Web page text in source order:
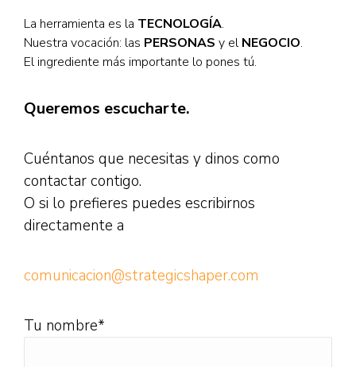
La herramienta es la TECNOLOGÍA.
Nuestra vocación: las PERSONAS y elNEGOCIO.
El ingrediente más importante lo pones tú.
Queremos escucharte.
Cuéntanos que necesitas y dinos como
contactar contigo.
O si lo prefieres puedes escribirnos
directamente a
comunicacion@strategicshaper.com
Tu nombre*